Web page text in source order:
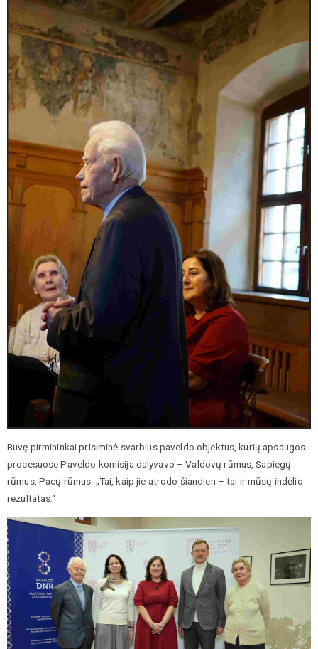
Buvę pirmininkai prisiminė svarbius paveldo objektus, kurių apsaugos
procesuose Paveldo komisija dalyvavo – Valdovų rūmus, Sapiegų
rūmus, Pacų rūmus. „Tai, kaip jie atrodo šiandien – tai ir mūsų indėlio
rezultatas.“